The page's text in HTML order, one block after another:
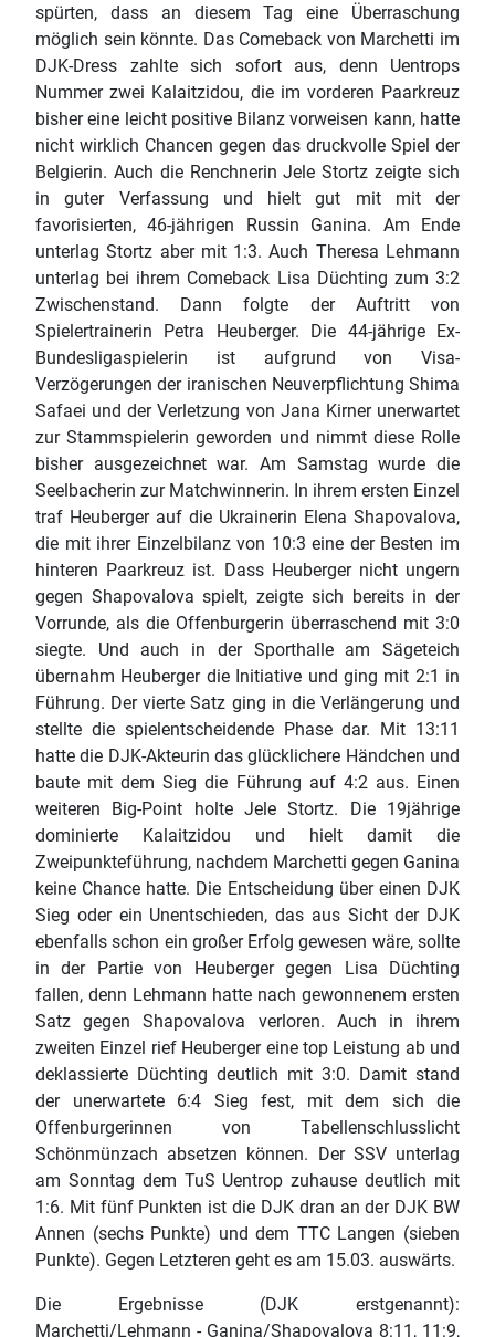
spürten, dass an diesem Tag eine Überraschung
möglich sein könnte. Das Comeback von Marchetti im
DJK-Dress zahlte sich sofort aus, denn Uentrops
Nummer zwei Kalaitzidou, die im vorderen Paarkreuz
bisher eine leicht positive Bilanz vorweisen kann, hatte
nicht wirklich Chancen gegen das druckvolle Spiel der
Belgierin. Auch die Renchnerin Jele Stortz zeigte sich
in guter Verfassung und hielt gut mit mit der
favorisierten, 46-jährigen Russin Ganina. Am Ende
unterlag Stortz aber mit 1:3. Auch Theresa Lehmann
unterlag bei ihrem Comeback Lisa Düchting zum 3:2
Zwischenstand. Dann folgte der Auftritt von
Spielertrainerin Petra Heuberger. Die 44-jährige Ex-
Bundesligaspielerin ist aufgrund von Visa-
Verzögerungen der iranischen Neuverpflichtung Shima
Safaei und der Verletzung von Jana Kirner unerwartet
zur Stammspielerin geworden und nimmt diese Rolle
bisher ausgezeichnet war. Am Samstag wurde die
Seelbacherin zur Matchwinnerin. In ihrem ersten Einzel
traf Heuberger auf die Ukrainerin Elena Shapovalova,
die mit ihrer Einzelbilanz von 10:3 eine der Besten im
hinteren Paarkreuz ist. Dass Heuberger nicht ungern
gegen Shapovalova spielt, zeigte sich bereits in der
Vorrunde, als die Offenburgerin überraschend mit 3:0
siegte. Und auch in der Sporthalle am Sägeteich
übernahm Heuberger die Initiative und ging mit 2:1 in
Führung. Der vierte Satz ging in die Verlängerung und
stellte die spielentscheidende Phase dar. Mit 13:11
hatte die DJK-Akteurin das glücklichere Händchen und
baute mit dem Sieg die Führung auf 4:2 aus. Einen
weiteren Big-Point holte Jele Stortz. Die 19jährige
dominierte Kalaitzidou und hielt damit die
Zweipunkteführung, nachdem Marchetti gegen Ganina
keine Chance hatte. Die Entscheidung über einen DJK
Sieg oder ein Unentschieden, das aus Sicht der DJK
ebenfalls schon ein großer Erfolg gewesen wäre, sollte
in der Partie von Heuberger gegen Lisa Düchting
fallen, denn Lehmann hatte nach gewonnenem ersten
Satz gegen Shapovalova verloren. Auch in ihrem
zweiten Einzel rief Heuberger eine top Leistung ab und
deklassierte Düchting deutlich mit 3:0. Damit stand
der unerwartete 6:4 Sieg fest, mit dem sich die
Offenburgerinnen von Tabellenschlusslicht
Schönmünzach absetzen können. Der SSV unterlag
am Sonntag dem TuS Uentrop zuhause deutlich mit
1:6. Mit fünf Punkten ist die DJK dran an der DJK BW
Annen (sechs Punkte) und dem TTC Langen (sieben
Punkte). Gegen Letzteren geht es am 15.03. auswärts.
Die Ergebnisse (DJK erstgenannt):
Marchetti/Lehmann - Ganina/Shapovalova 8:11, 11:9,